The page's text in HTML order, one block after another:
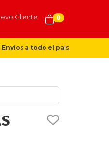
Cliente 0
Envíos a todo el país